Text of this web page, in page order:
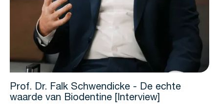
Prof. Dr. Falk Schwendicke - De echte
waarde van Biodentine [Interview]